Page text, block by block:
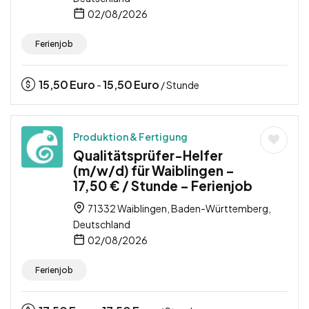
02/08/2026
Ferienjob
15,50Euro -15,50Euro / Stunde
Produktion & Fertigung
Qualitätsprüfer-Helfer
(m/w/d) für Waiblingen –
17,50 € / Stunde – Ferienjob
71332 Waiblingen, Baden-Württemberg,
Deutschland
02/08/2026
Ferienjob